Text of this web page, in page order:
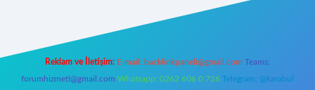
Reklam ve İletişim: E-mail: backlinkpaneli@gmail.com Teams:
forumhizmeti@gmail.com Whatsapp: 0262 606 0 726 Telegram: @karabul